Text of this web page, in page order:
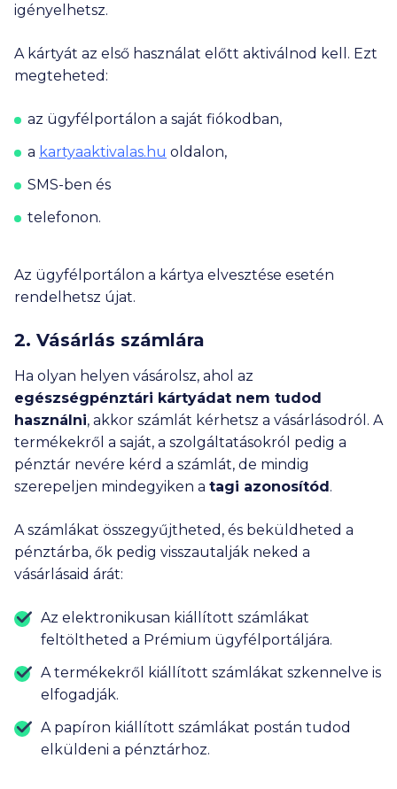
igényelhetsz.
A kártyát az első használat előtt aktiválnod kell. Ezt
megteheted:
az ügyfélportálon a saját fiókodban,
a kartyaaktivalas.hu oldalon,
SMS-ben és
telefonon.
Az ügyfélportálon a kártya elvesztése esetén
rendelhetsz újat.
2. Vásárlás számlára
Ha olyan helyen vásárolsz, ahol az
egészségpénztári kártyádat nem tudod
használni, akkor számlát kérhetsz a vásárlásodról. A
termékekről a saját, a szolgáltatásokról pedig a
pénztár nevére kérd a számlát, de mindig
szerepeljen mindegyiken a tagi azonosítód.
A számlákat összegyűjtheted, és beküldheted a
pénztárba, ők pedig visszautalják neked a
vásárlásaid árát:
Az elektronikusan kiállított számlákat
feltöltheted a Prémium ügyfélportáljára.
A termékekről kiállított számlákat szkennelve is
elfogadják.
A papíron kiállított számlákat postán tudod
elküldeni a pénztárhoz.